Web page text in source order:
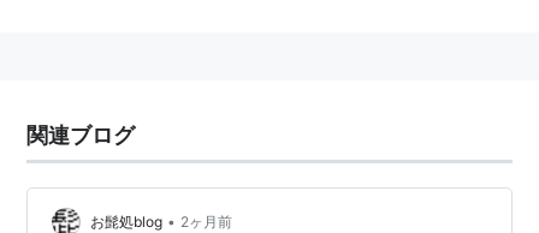
12年ぶり
JR信越線の普通電車が大雪のため東光寺〜帯織間で
15時間以上にわたり立ち往生
関連ブログ
お髭処blog • 2ヶ月前